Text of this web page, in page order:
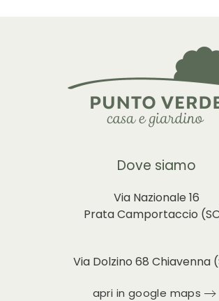
Dove siamo
Via Nazionale 16
Prata Camportaccio (
Via Dolzino 68 Chiavenna
apri in google maps